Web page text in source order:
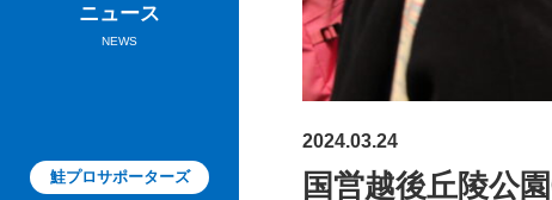
ニュース
NEWS
鮭プロサポーターズ
2024.03.24
国営越後丘陵公